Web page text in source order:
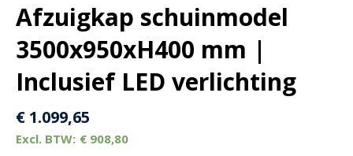
Afzuigkap schuinmodel
3500x950xH400 mm |
Inclusief LED verlichting
€ 1.099,65
€ 908,80